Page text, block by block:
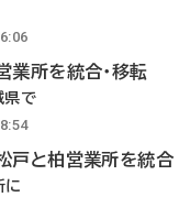
業所を統合・移転
県で
戸と柏営業所を統合
に